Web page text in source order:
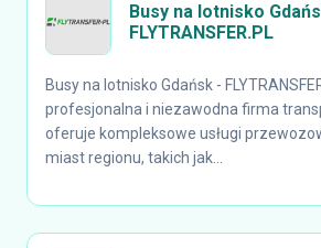
Busy na lotnisko
FLYTRANSFER.PL
Busy na lotnisko Gdańsk -
profesjonalna i niezawodna firma
oferuje kompleksowe usługi
miast regionu, takich jak...